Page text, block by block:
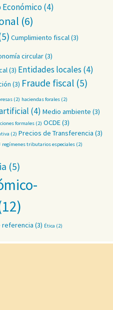
(4)
(6)
Cumplimiento fiscal(3)
circular(3)
(3) Entidades locales (4)
(3) Fraude fiscal (5)
(2) haciendas forales (2)
(4) Medio ambiente (3)
formales (2) OCDE(3)
(2) Precios de Transferencia (3)
regímenes tributarios especiales (2)
(5)
referencia (3) Ética (2)